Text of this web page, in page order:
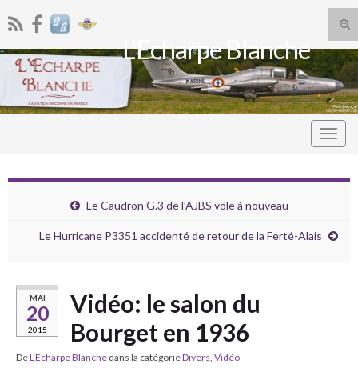
Search for:L’Echarpe Blanche
Le Caudron G.3 de l’AJBS vole à nouveau
Le Hurricane P3351 accidenté de retour de la Ferté-Alais
MAI
20
2015
Vidéo: le salon du
Bourget en 1936
DeL'Echarpe Blanche dans la catégorieDivers Vidéo